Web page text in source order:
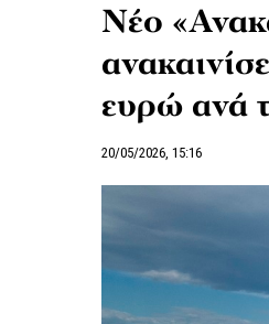
Νέο
ευρώ ανά
20/05/2026, 15:16